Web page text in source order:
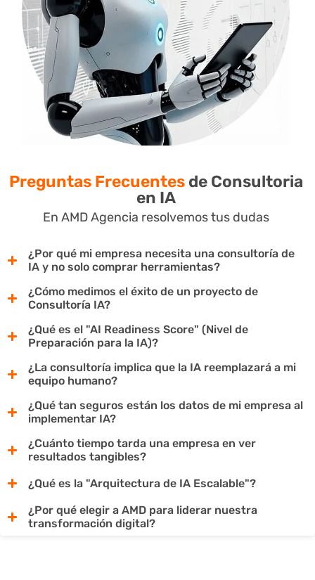
Preguntas Frecuentes de Consultoria
en IA
En AMD Agencia resolvemos tus dudas
¿Por qué mi empresa necesita una consultoría de
IA y no solo comprar herramientas?
¿Cómo medimos el éxito de un proyecto de
Consultoría IA?
¿Qué es el "AI Readiness Score" (Nivel de
Preparación para la IA)?
¿La consultoría implica que la IA reemplazará a mi
equipo humano?
¿Qué tan seguros están los datos de mi empresa al
implementar IA?
¿Cuánto tiempo tarda una empresa en ver
resultados tangibles?
¿Qué es la "Arquitectura de IA Escalable"?
¿Por qué elegir a AMD para liderar nuestra
transformación digital?